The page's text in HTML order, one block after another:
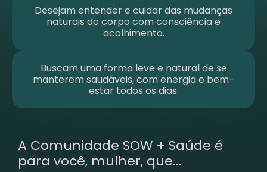
Desejam entender e cuidar das mudanças
naturais do corpo com consciência e
acolhimento.
Buscam uma forma leve e natural de se
manterem saudáveis, com energia e bem-
estar todos os dias.
A Comunidade SOW + Saúde é
para você, mulher, que...